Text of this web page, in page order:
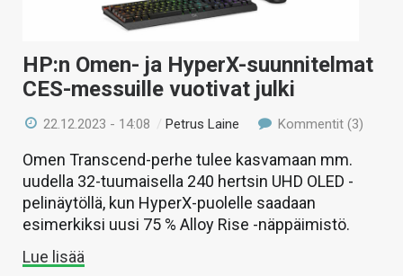
HP:n Omen- ja HyperX-suunnitelmat
CES-messuille vuotivat julki
22.12.2023 - 14:08 /Petrus Laine Kommentit (3)
Omen Transcend-perhe tulee kasvamaan mm.
uudella 32-tuumaisella 240 hertsin UHD OLED -
pelinäytöllä, kun HyperX-puolelle saadaan
esimerkiksi uusi 75 % Alloy Rise -näppäimistö.
Lue lisää